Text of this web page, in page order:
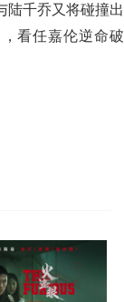
陆千乔又将碰撞出
看任嘉伦逆命破